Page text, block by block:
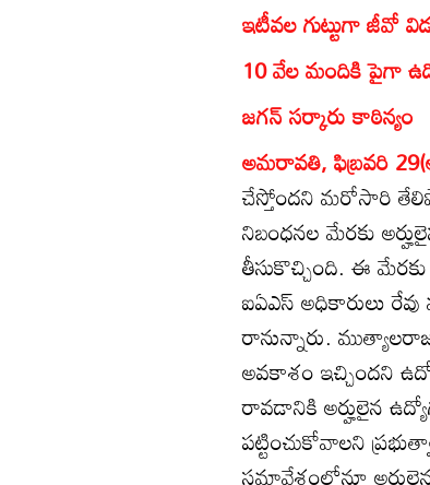
ఇటీవల గుట్టుగా జీవో
10 వేల మందికి పైగా
జగన్‌ సర్కారు కాఠిన్యం
అమరావతి, ఫిబ్రవరి
చేస్తోందని మరోసారి
నిబంధనల మేరకు
తీసుకొచ్చింది. ఈ
ఐఏఎస్‌ అధికారులు
రానున్నారు.
అవకాశం ఇచ్చిందని
రావడానికి అర్హులైన
పట్టించుకోవాలని
సమావేశంలోనూ